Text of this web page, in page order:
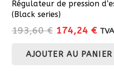
Régulateur de pression
(Black series)
193,60€ Le
initial
174,24 €Le
AJOUTER AU PANIER